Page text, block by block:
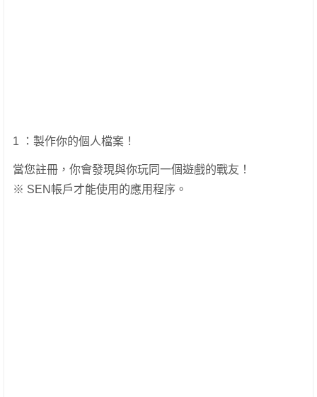
1 ：製作你的個人檔案！
當您註冊，你會發現與你玩同一個遊戲的戰友！
※ SEN帳戶才能使用的應用程序。